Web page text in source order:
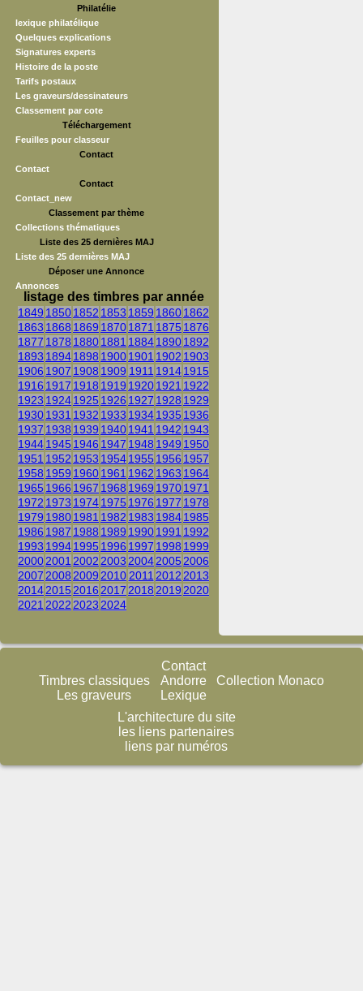
Philatélie
lexique philatélique
Quelques explications
Signatures experts
Histoire de la poste
Tarifs postaux
Les graveurs/dessinateurs
Classement par cote
Téléchargement
Feuilles pour classeur
Contact
Contact
Contact
Contact_new
Classement par thème
Collections thématiques
Liste des 25 dernières MAJ
Liste des 25 dernières MAJ
Déposer une Annonce
Annonces
listage des timbres par année
1849 18501852 1853 1859 18601862
1863 1868 1869 18701871 1875 1876
1877 1878 18801881 188418901892
1893 18941898 19001901 1902 1903
1906 1907 1908 1909 1911 19141915
1916 1917 1918 1919 19201921 1922
1923 19241925 1926 1927 1928 1929
19301931 1932 1933 19341935 1936
1937 1938 1939 19401941 1942 1943
19441945 1946 1947 1948 1949 1950
1951 1952 1953 19541955 1956 1957
1958 1959 19601961 1962 1963 1964
1965 1966 1967 1968 1969 19701971
1972 1973 19741975 1976 1977 1978
1979 19801981 1982 1983 19841985
1986 1987 1988 1989 19901991 1992
1993 19941995 1996 1997 1998 1999
2000200120022003200420052006
2007200820092010201120122013
2014201520162017201820192020
2021202220232024
Timbres classiques
Les graveurs
Contact
Andorre
Lexique
Collection Monaco
L'architecture du site
les liens partenaires
liens par numéros